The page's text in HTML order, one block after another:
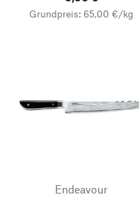
Grundpreis: 65,00 €/kg
Endeavour